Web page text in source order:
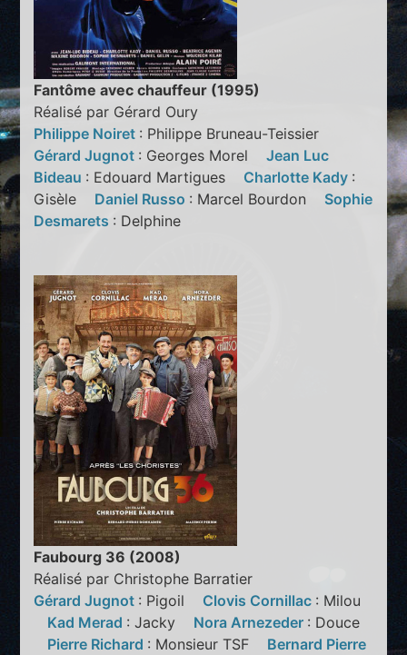
Fantôme avec chauffeur (1995)
Réalisé par Gérard Oury
Philippe Noiret : Philippe Bruneau-Teissier
Gérard Jugnot : Georges MorelJean Luc
Bideau : Edouard Martigues Charlotte Kady :
Gisèle Daniel Russo : Marcel Bourdon Sophie
Desmarets : Delphine
Faubourg 36 (2008)
Réalisé par Christophe Barratier
Gérard Jugnot : Pigoil Clovis Cornillac : Milou
Kad Merad : Jacky Nora Arnezeder : Douce
Pierre Richard : Monsieur TSF Bernard Pierre